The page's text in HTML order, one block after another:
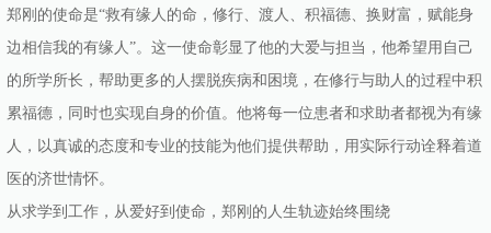
郑刚的使命是“救有缘人的命，修行、渡人、积福德、换财富，赋能身
边相信我的有缘人”。这一使命彰显了他的大爱与担当，他希望用自己
的所学所长，帮助更多的人摆脱疾病和困境，在修行与助人的过程中积
累福德，同时也实现自身的价值。他将每一位患者和求助者都视为有缘
人，以真诚的态度和专业的技能为他们提供帮助，用实际行动诠释着道
医的济世情怀。
从求学到工作，从爱好到使命，郑刚的人生轨迹始终围绕